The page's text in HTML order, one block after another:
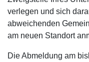
verlegen und sich
abweichenden
am neuen Standort
Die Abmeldung am